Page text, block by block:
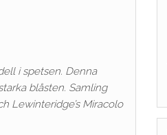
i spetsen. Denna
blåsten. Samling
Lewinteridge’s Miracolo